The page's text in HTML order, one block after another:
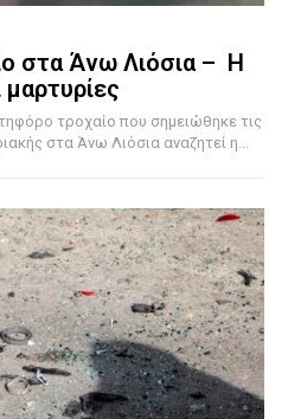
στα Άνω Λιόσια – Η
τροχαίο που σημειώθηκε τις
στα Άνω Λιόσια αναζητεί η...